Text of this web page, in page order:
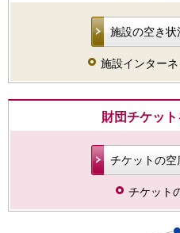
施設の空き状
施設インター
財団チケッ
チケットの空
チケット